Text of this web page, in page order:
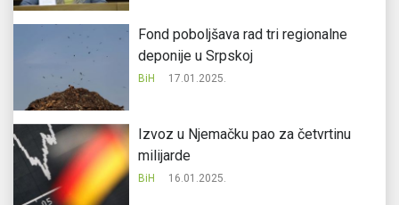
Fond poboljšava rad tri regionalne
deponije u Srpskoj
BiH 17.01.2025.
Izvoz u Njemačku pao za četvrtinu
milijarde
BiH 16.01.2025.